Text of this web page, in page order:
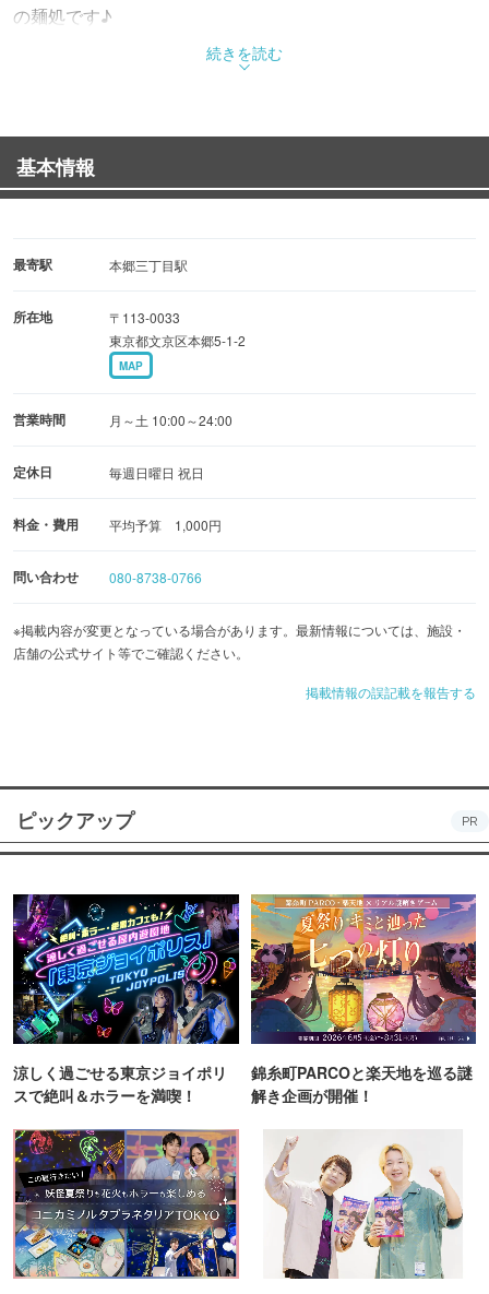
の麺処です♪
～ちょい飲みセット～ 仕事帰りの一杯にいかがですか？
（1）飲み物（日本酒除く） ビールやハイボールなど約
25種類！
（2）そば／うどん（ざる 又は かけ）
（4）おしんこ
※17：00～閉店まで※
～料理～
【がっつり】メガ角煮そば／うどん …3,000円（税込）
【定番】きつね そば／うどん … 500円（税込）
さい♪
続きを読む
基本情報
最寄駅 本郷三丁目駅
所在地
〒113-0033
東京都文京区本郷5-1-2
MAP
営業時間 月～土 10:00～24:00
定休日 毎週日曜日 祝日
料金・費用 平均予算 1,000円
問い合わせ 080-8738-0766
※掲載内容が変更となっている場合があります。最新情報については、施設・
店舗の公式サイト等でご確認ください。
掲載情報の誤記載を報告する
ピックアップ PR
涼しく過ごせる東京ジョイポリ
スで絶叫＆ホラーを満喫！
錦糸町PARCOと楽天地を巡る謎
解き企画が開催！